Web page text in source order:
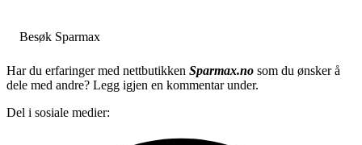
Besøk Sparmax
Har du erfaringer med nettbutikken Sparmax.no som du ønsker å
dele med andre? Legg igjen en kommentar under.
Del i sosiale medier: